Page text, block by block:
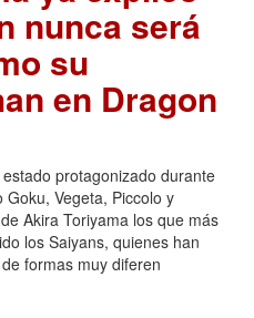
nunca será
su
en Dragon
protagonizado durante
Vegeta, Piccolo y
Akira Toriyama los que más
los Saiyans, quienes han
formas muy diferen